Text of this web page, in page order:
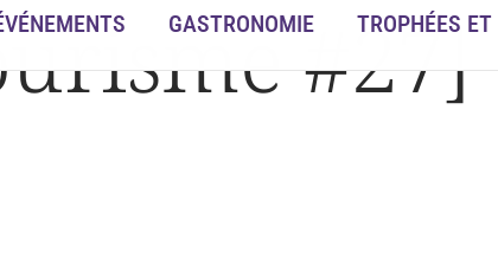
GASTRONOMIE TROPHÉES ET
#27]